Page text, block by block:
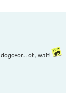
oh, wait!